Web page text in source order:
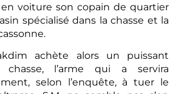
voiture son copain de quartier
spécialisé dans la chasse et la
achète alors un puissant
l’arme qui a servira
selon l’enquête, à tuer le